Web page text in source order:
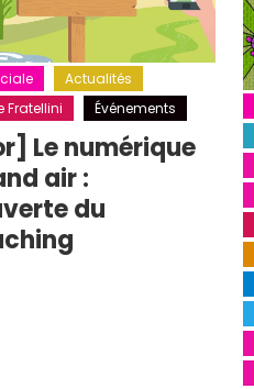
Actualités
Fratellini
Événements
Le numérique
air :
du